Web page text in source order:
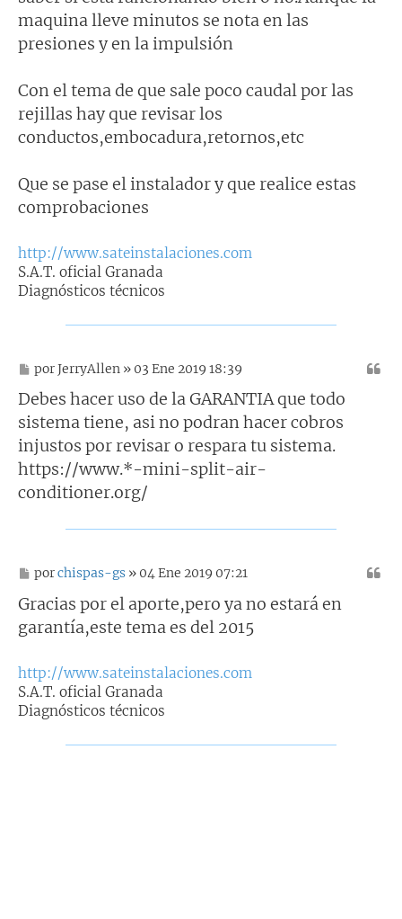
j
e
maquina lleve minutos se nota en las
presiones y en la impulsión
Con el tema de que sale poco caudal por las
rejillas hay que revisar los
conductos,embocadura,retornos,etc
Que se pase el instalador y que realice estas
comprobaciones
http://www.sateinstalaciones.com
S.A.T. oficial Granada
Diagnósticos técnicos
M
n
a
j
e
porJerryAllen » 03 Ene 2019 18:39
Debes hacer uso de la GARANTIA que todo
sistema tiene, asi no podran hacer cobros
injustos por revisar o respara tu sistema.
https://www.*-mini-split-air-
conditioner.org/
M
n
a
porchispas-gs » 04 Ene 2019 07:21
Gracias por el aporte,pero ya no estará en
garantía,este tema es del 2015
http://www.sateinstalaciones.com
S.A.T. oficial Granada
Diagnósticos técnicos